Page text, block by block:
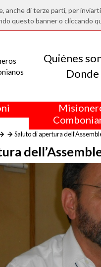
anche di terze parti, per
questo banner o cliccando
Quiénes
Saluto di apertura